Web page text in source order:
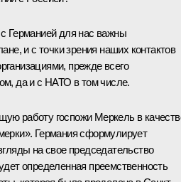
Германией для нас важны
и с точки зрения наших контактов
прежде всего
да и с НАТО в том числе.
работу госпожи Меркель в
Германия сформулирует
на свое председательство
определенная преемственность